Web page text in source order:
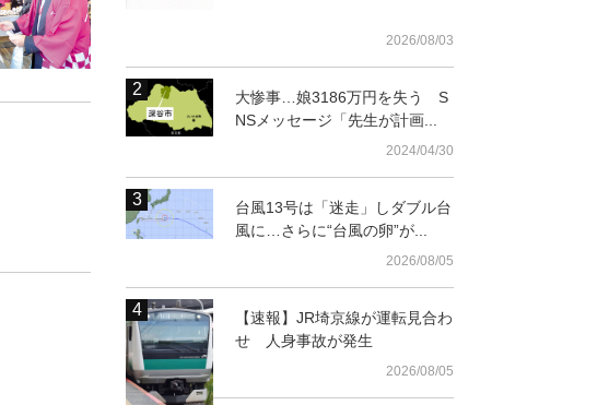
2026/08/03
大惨事…娘3186万円を失う S
NSメッセージ「先生が計画...
2024/04/30
台風13号は「迷走」しダブル台
風に…さらに“台風の卵”が...
2026/08/05
【速報】JR埼京線が運転見合わ
せ 人身事故が発生
2026/08/05